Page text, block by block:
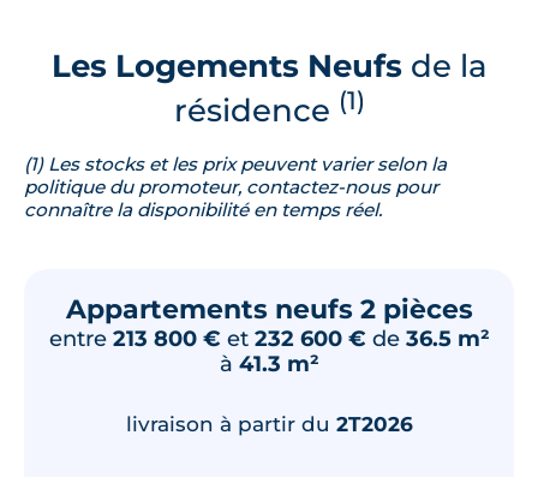
Les Logements Neufsde la
résidence (1)
(1) Les stocks et les prix peuvent varier selon la
politique du promoteur, contactez-nous pour
connaître la disponibilité en temps réel.
Appartements neufs 2 pièces
entre 213 800 € et 232 600 € de 36.5 m²
à 41.3 m²
livraison à partir du 2T2026